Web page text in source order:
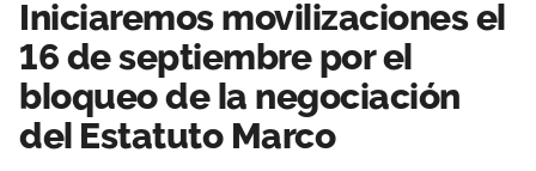
Estructura organizativa
Transparencia
Secciones sindicales
Servicios
Actualidad
Temas
Contáctanos
Iniciaremos movilizaciones el
16 de septiembre por el
bloqueo de la negociación
del Estatuto Marco